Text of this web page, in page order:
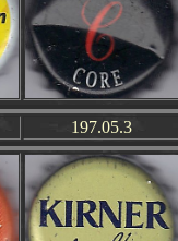
197.05.3